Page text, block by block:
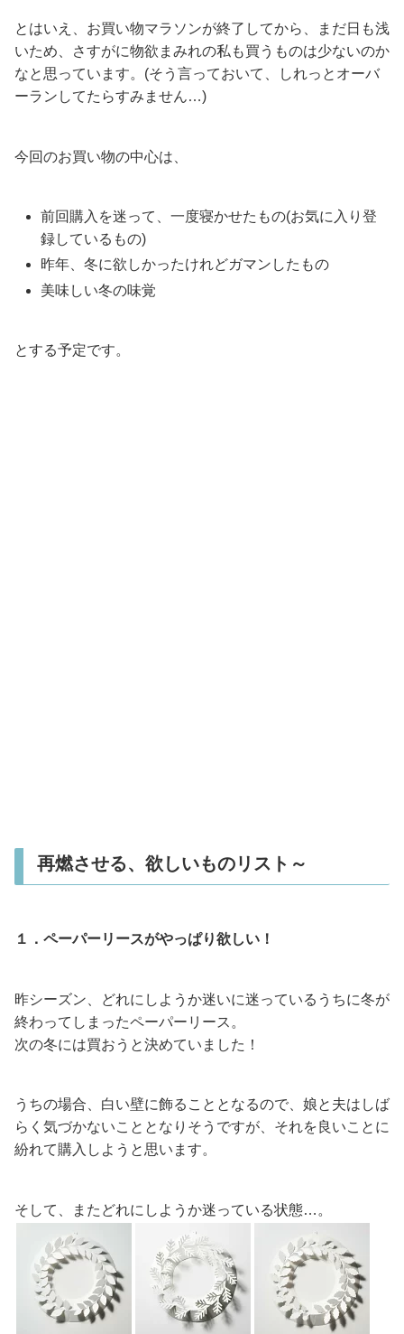
とはいえ、お買い物マラソンが終了してから、まだ日も浅
いため、さすがに物欲まみれの私も買うものは少ないのか
なと思っています。 (そう言っておいて、しれっとオーバ
ーランしてたらすみません…)
今回のお買い物の中心は、
前回購入を迷って、一度寝かせたもの(お気に入り登
録しているもの)
昨年、冬に欲しかったけれどガマンしたもの
美味しい冬の味覚
とする予定です。
再燃させる、欲しいものリスト～
１．ペーパーリースがやっぱり欲しい！
昨シーズン、どれにしようか迷いに迷っているうちに冬が
終わってしまったペーパーリース。
次の冬には買おうと決めていました！
うちの場合、白い壁に飾ることとなるので、娘と夫はしば
らく気づかないこととなりそうですが、それを良いことに
紛れて購入しようと思います。
そして、またどれにしようか迷っている状態…。